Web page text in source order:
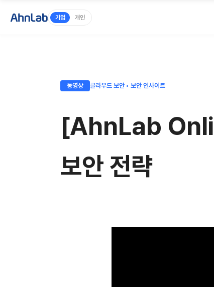
기업 개인
동영상 클라우드 보안 ◦ 보안 인사이트
[AhnLab
보안 전략